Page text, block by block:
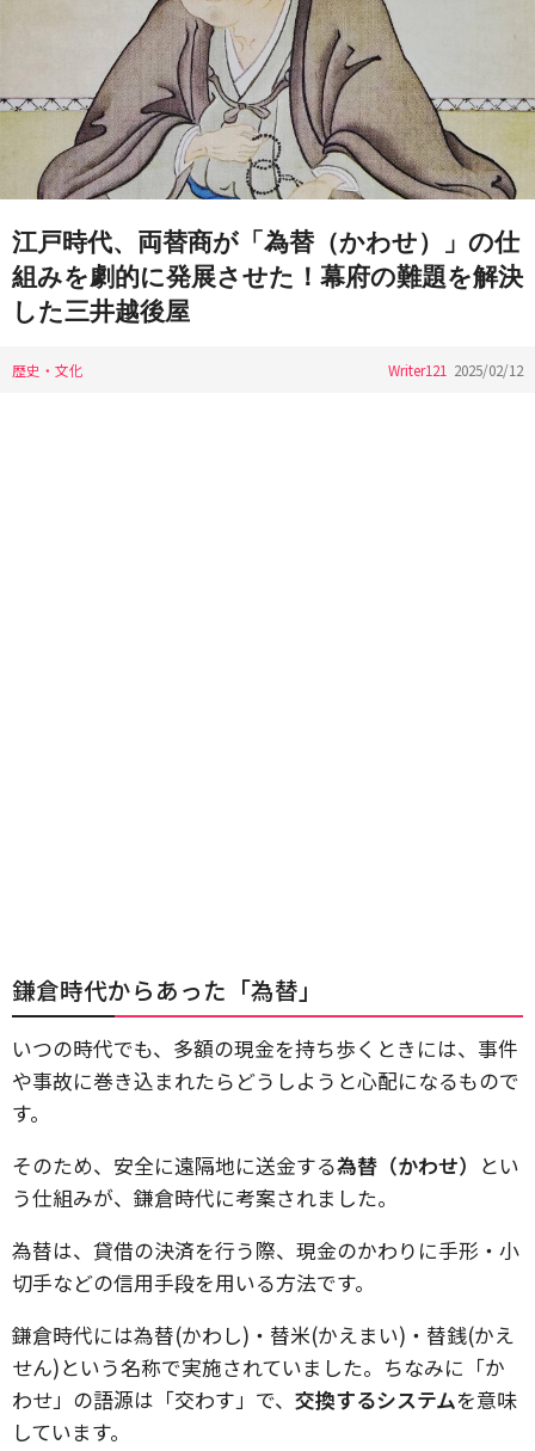
江戸時代、両替商が「為替（かわせ）」の仕
組みを劇的に発展させた！幕府の難題を解決
した三井越後屋
歴史・文化 Writer121 2025/02/12
鎌倉時代からあった「為替」
いつの時代でも、多額の現金を持ち歩くときには、事件
や事故に巻き込まれたらどうしようと心配になるもので
す。
そのため、安全に遠隔地に送金する為替（かわせ） とい
う仕組みが、鎌倉時代に考案されました。
為替は、貸借の決済を行う際、現金のかわりに手形・小
切手などの信用手段を用いる方法です。
鎌倉時代には為替(かわし)・替米(かえまい)・替銭(かえ
せん)という名称で実施されていました。ちなみに「か
わせ」の語源は「交わす」で、 交換するシステムを意味
しています。